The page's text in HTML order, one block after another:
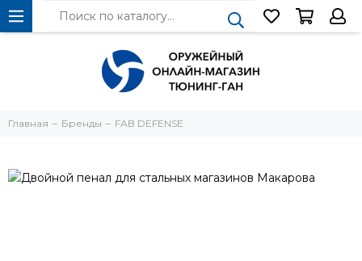
Главная Бренды FAB DEFENSE